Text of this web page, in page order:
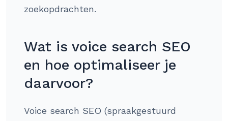
zoekopdrachten.
Wat is voice search SEO
en hoe optimaliseer je
daarvoor?
Voice search SEO (spraakgestuurd